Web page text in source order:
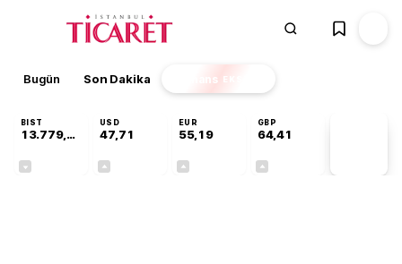
Bugün Son Dakika Finans EKSTRA
BIST
13.779,39
USD
47,71
EUR
55,19
GBP
64,41